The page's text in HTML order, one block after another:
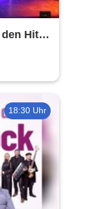
Hits
- 2027
18:30 Uhr